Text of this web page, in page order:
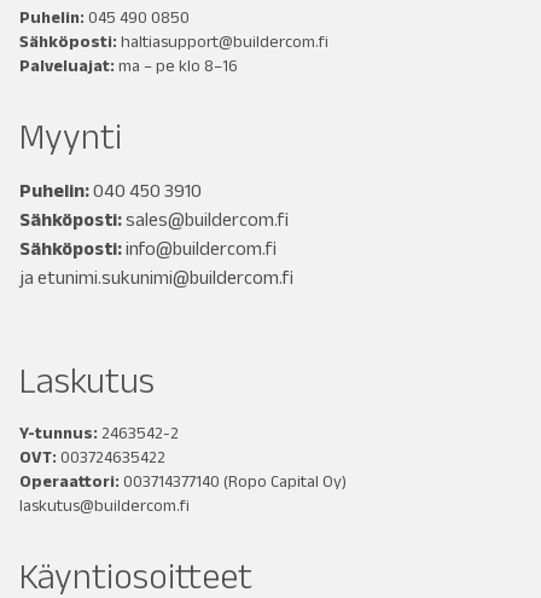
Puhelin: 045 490 0850
Sähköposti: haltiasupport@buildercom.fi
Palveluajat: ma – pe klo 8–16
Myynti
Puhelin:040 450 3910
Sähköposti:sales@buildercom.fi
Sähköposti:info@buildercom.fi
ja etunimi.sukunimi@buildercom.fi
Laskutus
Y-tunnus: 2463542-2
OVT: 003724635422
Operaattori: 003714377140 (Ropo Capital Oy)
laskutus@buildercom.fi
Käyntiosoitteet